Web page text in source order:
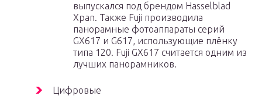
выпускался под брендом Hasselblad
Xpan. Также Fuji производила
панорамные фотоаппараты серий
GX617 и G617, использующие плёнку
типа 120. Fuji GX617 считается одним из
лучших панорамников.
Цифровые